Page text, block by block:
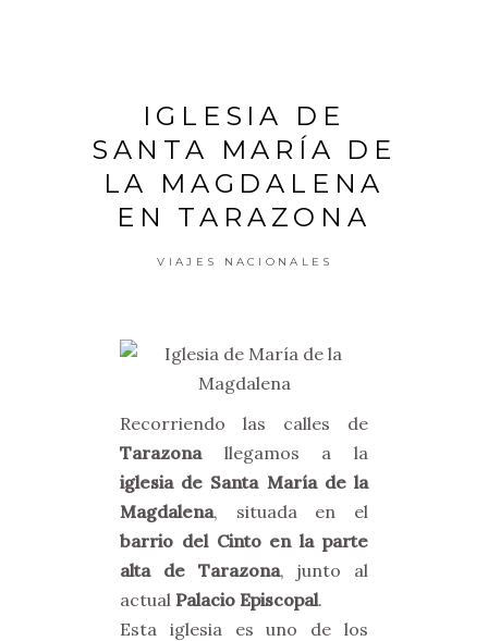
IGLESIA DE
SANTA MARÍA DE
LA MAGDALENA
EN TARAZONA
VIAJES NACIONALES
Recorriendo las calles de
Tarazonallegamos a la
iglesia de Santa María de la
Magdalena, situada en el
barrio del Cinto en la parte
alta de Tarazona, junto al
actual Palacio Episcopal.
Esta iglesia es uno de los